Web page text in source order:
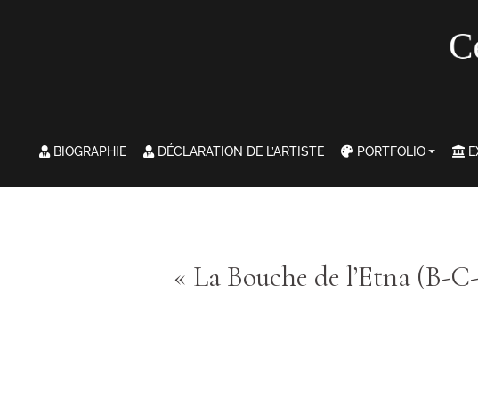
BIOGRAPHIE DÉCLARATION DE L’ARTISTE PORTFOLIO
« La Bouche de l’Etna (B-